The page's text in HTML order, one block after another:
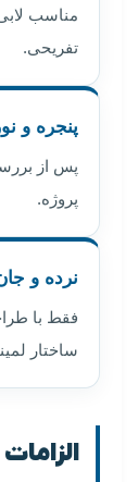
مناسب
تفریحی.
پنجره و
پس از
پروژه.
نرده و
فقط با
ساختار